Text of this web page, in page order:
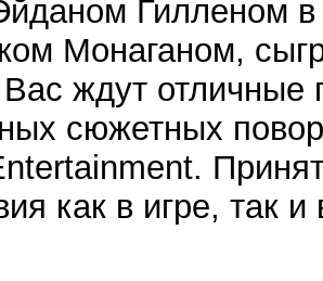
Гилленом в
Монаганом,
ждут отличные
сюжетных
как в игре, так